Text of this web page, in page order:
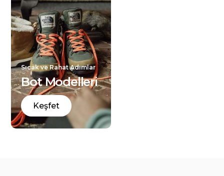
Sıcak ve Rahat Adımlar
Bot Modelleri
Keşfet
Avantajlı Fiyat